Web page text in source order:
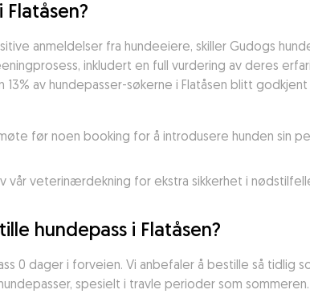
anmeldelser fra hundeeiere, skiller Gudogs
inkludert en full vurdering av deres
av hundepasser-søkerne i Flatåsen blitt
før noen booking for å introdusere hunden sin
vår veterinærdekning for ekstra sikkerhet i
hundepass i Flatåsen?
0 dager i forveien. Vi anbefaler å bestille så tidlig
spesielt i travle perioder som sommeren.